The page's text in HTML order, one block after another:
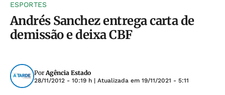
ESPORTES
Andrés Sanchez entrega carta de
demissão e deixa CBF
PorAgência Estado
28/11/2012 - 10:19 h | Atualizada em 19/11/2021 - 5:11